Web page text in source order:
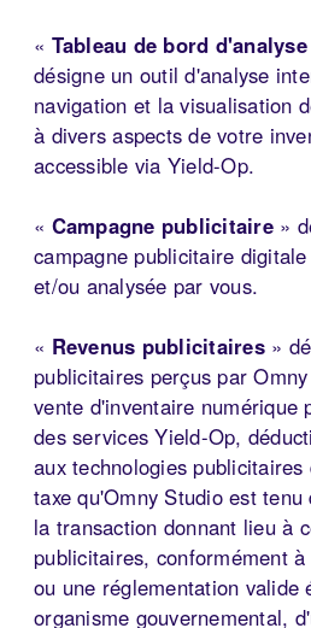
« Tableau de bord
désigne un outil d'analyse
navigation et la visualisation
à divers aspects de votre
accessible via Yield-Op.
« Campagne publicitaire»
campagne publicitaire
et/ou analysée par vous.
« Revenus publicitaires»
publicitaires perçus par
vente d'inventaire numérique
des services Yield-Op,
aux technologies
taxe qu'Omny Studio est
la transaction donnant lieu à
publicitaires, conformément
ou une réglementation valide
organisme gouvernemental,